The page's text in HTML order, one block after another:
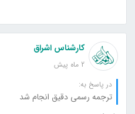
کارشناس اشراق
2 ماه پیش
در پاسخ به:
ترجمه رسمی دقیق انجام شد